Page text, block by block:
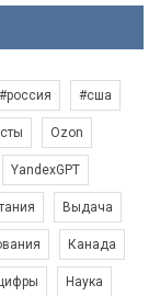
#россия #сша
Ozon
YandexGPT
Выдача
Канада
Наука